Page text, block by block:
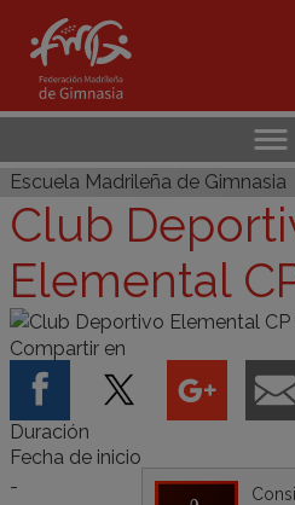
Escuela Madrileña de Gimnasia
Club
Elemental
Compartir en
Duración
Fecha de inicio
-